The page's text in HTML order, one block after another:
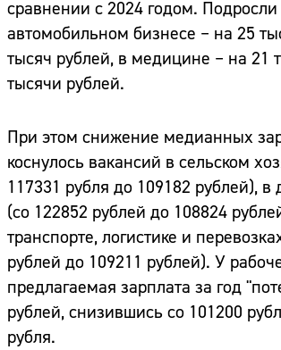
сравнении с 2024 годом. Подросли
автомобильном бизнесе – на 25
тысяч рублей, в медицине – на 21
тысячи рублей.
При этом снижение медианных
коснулось вакансий в сельском
117331 рубля до 109182 рублей),
(со 122852 рублей до 108824
транспорте, логистике и
рублей до 109211 рублей). У
предлагаемая зарплата за год
рублей, снизившись со 101200
рубля.